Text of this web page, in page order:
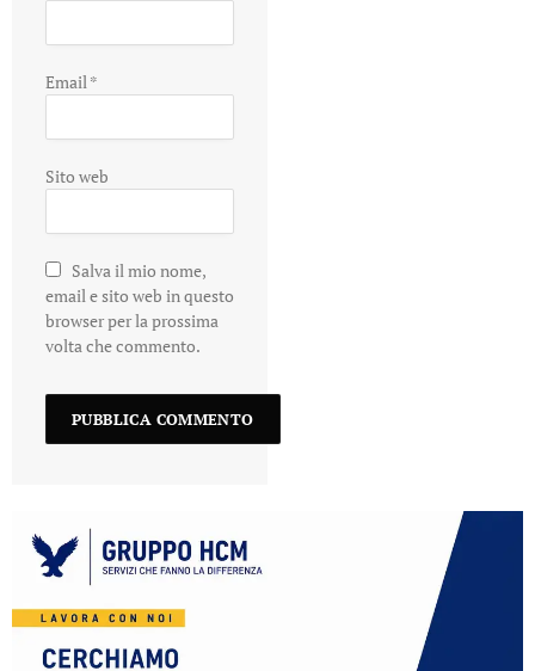
Email*
Sito web
Salva il mio nome,
email e sito web in questo
browser per la prossima
volta che commento.